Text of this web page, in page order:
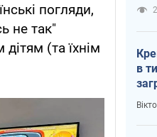
погляди,
не так"
(та їхнім
в